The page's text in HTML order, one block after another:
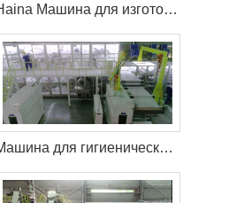
Haina Машина для изготовления детских подгузников помогает клиенту из России захватить больше рынка
Машина для гигиенических салфеток Haina помогает клиенту расширить свой рынок в Латвия